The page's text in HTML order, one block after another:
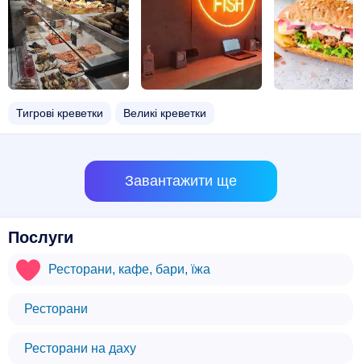
Тигрові креветки Великі креветки
Завантажити ще
Послуги
Ресторани, кафе, бари, їжа
Ресторани
Ресторани на даху